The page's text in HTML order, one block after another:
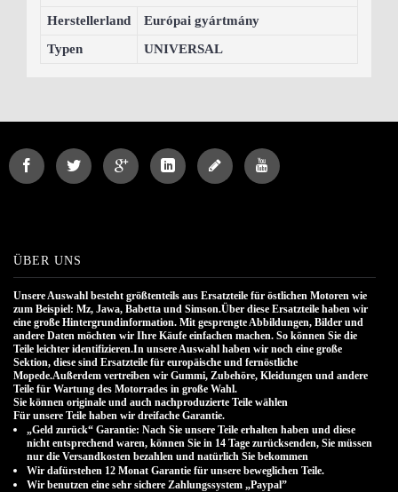
Herstellerland
Európai gyártmány
Typen
UNIVERSAL
ÜBER UNS
Unsere Auswahl besteht größtenteils aus Ersatzteile für östlichen Motoren wie
zum Beispiel: Mz, Jawa, Babetta und Simson.Über diese Ersatzteile haben wir
eine große Hintergrundinformation. Mit gesprengte Abbildungen, Bilder und
andere Daten möchten wir Ihre Käufe einfachen machen. So können Sie die
Teile leichter identifizieren.In unsere Auswahl haben wir noch eine große
Sektion, diese sind Ersatzteile für europäische und fernöstliche
Mopede.Außerdem vertreiben wir Gummi, Zubehöre, Kleidungen und andere
Teile für Wartung des Motorrades in große Wahl.
Sie können originale und auch nachproduzierte Teile wählen
Für unsere Teile haben wir dreifache Garantie.
„Geld zurück“ Garantie: Nach Sie unsere Teile erhalten haben und diese
nicht entsprechend waren, können Sie in 14 Tage zurücksenden, Sie müssen
nur die Versandkosten bezahlen und natürlich Sie bekommen
Wir dafürstehen 12 Monat Garantie für unsere beweglichen Teile.
Wir benutzen eine sehr sichere Zahlungssystem „Paypal”